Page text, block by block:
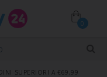
0
SUPERIORI A €69,99